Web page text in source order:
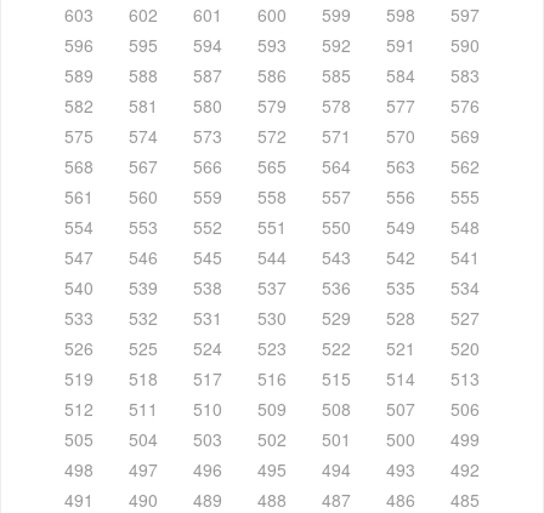
603
602 601 600 599 598
597
596
595 594 593 592 591
590
589
588 587 586 585 584
583
582
581 580 579 578 577
576
575
574 573 572 571 570
569
568
567 566 565 564 563
562
561
560 559 558 557 556
555
554
553 552 551 550 549
548
547
546 545 544 543 542
541
540
539 538 537 536 535
534
533
532 531 530 529 528
527
526
525 524 523 522 521
520
519
518 517 516 515 514
513
512
511 510 509 508 507
506
505
504 503 502 501 500
499
498
497 496 495 494 493
492
491
490 489 488 487 486
485